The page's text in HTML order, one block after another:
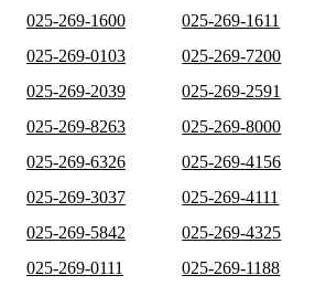
025-269-1600
025-269-1611
025-269-0103
025-269-7200
025-269-2039
025-269-2591
025-269-8263
025-269-8000
025-269-6326
025-269-4156
025-269-3037
025-269-4111
025-269-5842
025-269-4325
025-269-0111
025-269-1188